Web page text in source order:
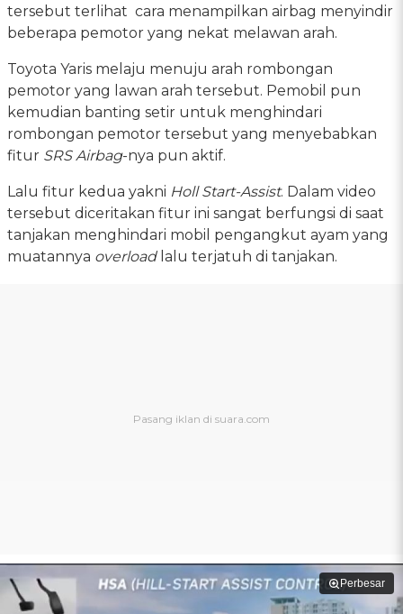
tersebut terlihat cara menampilkan airbag menyindir
beberapa pemotor yang nekat melawan arah.
Toyota Yaris melaju menuju arah rombongan
pemotor yang lawan arah tersebut. Pemobil pun
kemudian banting setir untuk menghindari
rombongan pemotor tersebut yang menyebabkan
fitur SRS Airbag-nya pun aktif.
Lalu fitur kedua yakni Holl Start-Assist. Dalam video
tersebut diceritakan fitur ini sangat berfungsi di saat
tanjakan menghindari mobil pengangkut ayam yang
muatannya overloadlalu terjatuh di tanjakan.
Perbesar